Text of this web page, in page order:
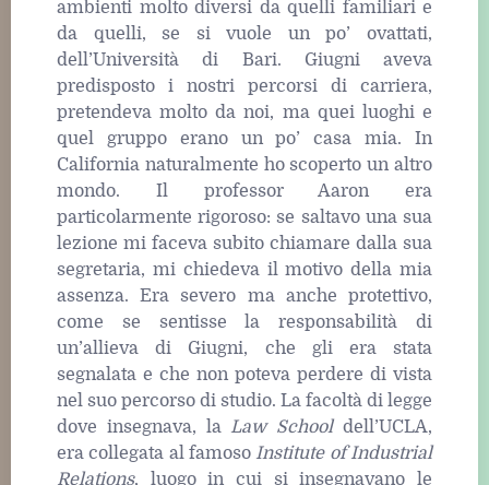
ambienti molto diversi da quelli familiari e
da quelli, se si vuole un po’ ovattati,
dell’Università di Bari. Giugni aveva
predisposto i nostri percorsi di carriera,
pretendeva molto da noi, ma quei luoghi e
quel gruppo erano un po’ casa mia. In
California naturalmente ho scoperto un altro
mondo. Il professor Aaron era
particolarmente rigoroso: se saltavo una sua
lezione mi faceva subito chiamare dalla sua
segretaria, mi chiedeva il motivo della mia
assenza. Era severo ma anche protettivo,
come se sentisse la responsabilità di
un’allieva di Giugni, che gli era stata
segnalata e che non poteva perdere di vista
nel suo percorso di studio. La facoltà di legge
dove insegnava, laLaw Schooldell’UCLA,
era collegata al famosoInstitute of Industrial
Relations, luogo in cui si insegnavano le